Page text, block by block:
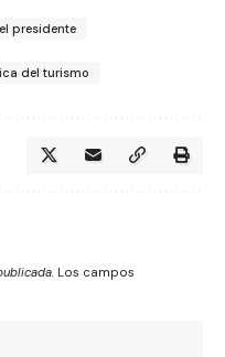
presidente
del turismo
Los campos